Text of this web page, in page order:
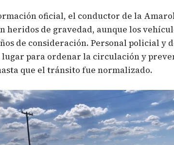
oficial, el conductor de la
heridos de gravedad, aunque los
de consideración. Personal policial y
para ordenar la circulación y
que el tránsito fue normalizado.